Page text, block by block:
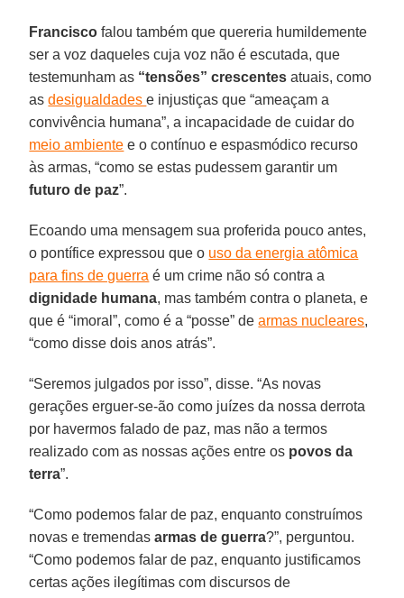
Francisco falou também que quereria humildemente
ser a voz daqueles cuja voz não é escutada, que
testemunham as “tensões” crescentes atuais, como
asdesigualdadese injustiças que “ameaçam a
convivência humana”, a incapacidade de cuidar do
meio ambiente e o contínuo e espasmódico recurso
às armas, “como se estas pudessem garantir um
futuro de paz”.
Ecoando uma mensagem sua proferida pouco antes,
o pontífice expressou que o uso da energia atômica
para fins de guerra é um crime não só contra a
dignidade humana, mas também contra o planeta, e
que é “imoral”, como é a “posse” dearmas nucleares,
“como disse dois anos atrás”.
“Seremos julgados por isso”, disse. “As novas
gerações erguer-se-ão como juízes da nossa derrota
por havermos falado de paz, mas não a termos
realizado com as nossas ações entre os povos da
terra”.
“Como podemos falar de paz, enquanto construímos
novas e tremendasarmas de guerra?”, perguntou.
“Como podemos falar de paz, enquanto justificamos
certas ações ilegítimas com discursos de